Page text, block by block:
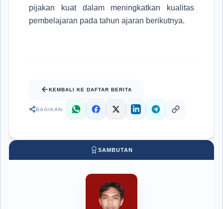
pijakan kuat dalam meningkatkan kualitas
pembelajaran pada tahun ajaran berikutnya.
KEMBALI KE DAFTAR BERITA
BAGIKAN:
SAMBUTAN